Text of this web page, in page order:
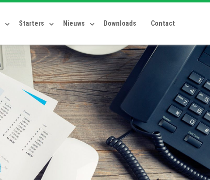
Starters Nieuws Downloads Contact